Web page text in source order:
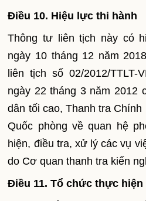
Điều 10. Hiệu lực thi hành
Thông tư liên tịch này có
ngày 10 tháng 12 năm
liên tịch số 02/2012/TTLT-
ngày 22 tháng 3 năm 2012
dân tối cao, Thanh tra
Quốc phòng về quan hệ
hiện, điều tra, xử lý các vụ
do Cơ quan thanh tra kiến
Điều 11. Tổ chức thực hiện